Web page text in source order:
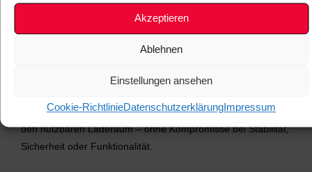
Akzeptieren
Ablehnen
Einstellungen ansehen
Cookie-RichtlinieDatenschutzerklärungImpressum
Space Cab (EU) / Full-Size (US): 26 cm (H) × 30 cm (B)
den Platzbedarf auf der Ladefläche und maximiert gleichzeitig
den nutzbaren Laderaum – ohne Kompromisse bei Stabilität,
Sicherheit oder Funktionalität.